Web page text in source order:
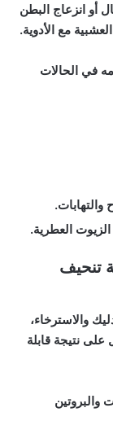
أو انزعاج البطن
مع الأدوية.
في الحالات
العطرية.
تنحيف
والاسترخاء،
نتيجة قابلة
والبروتين